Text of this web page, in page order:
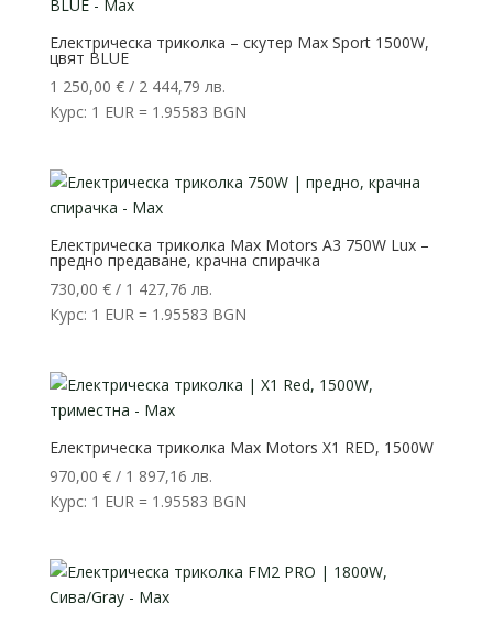
Електрическа триколка – скутер Max Sport 1500W,
цвят BLUE
1 250,00 €/ 2 444,79 лв.
Курс: 1 EUR = 1.95583 BGN
Електрическа триколка Max Motors A3 750W Lux –
предно предаване, крачна спирачка
730,00 €/ 1 427,76 лв.
Курс: 1 EUR = 1.95583 BGN
Електрическа триколка Max Motors X1 RED, 1500W
970,00 €/ 1 897,16 лв.
Курс: 1 EUR = 1.95583 BGN